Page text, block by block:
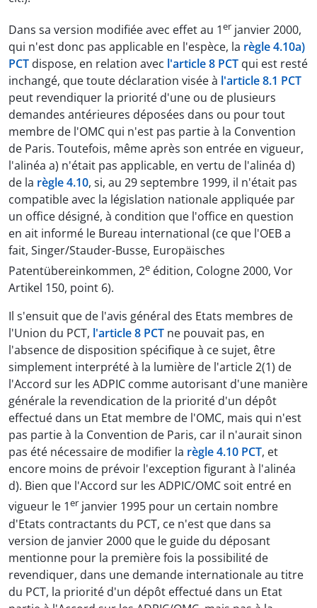
Dans sa version modifiée avec effet au 1er janvier 2000,
qui n'est donc pas applicable en l'espèce, la règle 4.10a)
PCT dispose, en relation avec l'article 8 PCT qui est resté
inchangé, que toute déclaration visée à l'article 8.1 PCT
peut revendiquer la priorité d'une ou de plusieurs
demandes antérieures déposées dans ou pour tout
membre de l'OMC qui n'est pas partie à la Convention
de Paris. Toutefois, même après son entrée en vigueur,
l'alinéa a) n'était pas applicable, en vertu de l'alinéa d)
de la règle 4.10, si, au 29 septembre 1999, il n'était pas
compatible avec la législation nationale appliquée par
un office désigné, à condition que l'office en question
en ait informé le Bureau international (ce que l'OEB a
fait, Singer/Stauder-Busse, Europäisches
Patentübereinkommen, 2e édition, Cologne 2000, Vor
Artikel 150, point 6).
Il s'ensuit que de l'avis général des Etats membres de
l'Union du PCT, l'article 8 PCT ne pouvait pas, en
l'absence de disposition spécifique à ce sujet, être
simplement interprété à la lumière de l'article 2(1) de
l'Accord sur les ADPIC comme autorisant d'une manière
générale la revendication de la priorité d'un dépôt
effectué dans un Etat membre de l'OMC, mais qui n'est
pas partie à la Convention de Paris, car il n'aurait sinon
pas été nécessaire de modifier la règle 4.10 PCT, et
encore moins de prévoir l'exception figurant à l'alinéa
d). Bien que l'Accord sur les ADPIC/OMC soit entré en
vigueur le 1er janvier 1995 pour un certain nombre
d'Etats contractants du PCT, ce n'est que dans sa
version de janvier 2000 que le guide du déposant
mentionne pour la première fois la possibilité de
revendiquer, dans une demande internationale au titre
du PCT, la priorité d'un dépôt effectué dans un Etat